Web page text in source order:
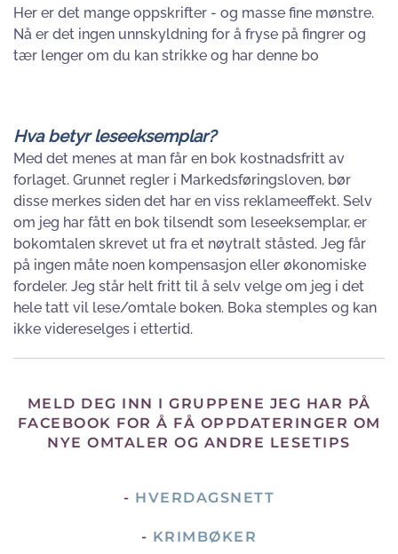
Her er det mange oppskrifter - og masse fine mønstre.
Nå er det ingen unnskyldning for å fryse på fingrer og
tær lenger om du kan strikke og har denne bo
Hva betyr leseeksemplar?
Med det menes at man får en bok kostnadsfritt av
forlaget. Grunnet regler i Markedsføringsloven, bør
disse merkes siden det har en viss reklameeffekt. Selv
om jeg har fått en bok tilsendt som leseeksemplar, er
bokomtalen skrevet ut fra et nøytralt ståsted. Jeg får
på ingen måte noen kompensasjon eller økonomiske
fordeler. Jeg står helt fritt til å selv velge om jeg i det
hele tatt vil lese/omtale boken. Boka stemples og kan
ikke videreselges i ettertid.
MELD DEG INN I GRUPPENE JEG HAR PÅ
FACEBOOK FOR Å FÅ OPPDATERINGER OM
NYE OMTALER OG ANDRE LESETIPS
- HVERDAGSNETT
- KRIMBØKER